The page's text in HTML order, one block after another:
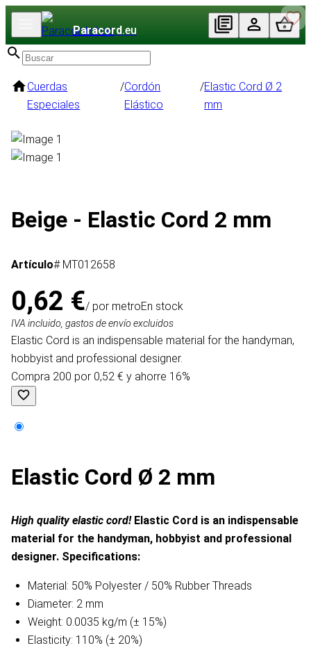
Paracord.eu
Cuerdas
Especiales
/Cordón
Elástico
/Elastic Cord Ø 2
mm
Beige - Elastic Cord 2 mm
Artículo# MT012658
0,62 €/ por metroEn stock
IVA incluido, gastos de envío excluidos
Elastic Cord is an indispensable material for the handyman,
hobbyist and professional designer.
Compra 200 por 0,52 € y ahorre 16%
Elastic Cord Ø 2 mm
High quality elastic cord! Elastic Cord is an indispensable
material for the handyman, hobbyist and professional
designer. Specifications:
Material: 50% Polyester / 50% Rubber Threads
Diameter: 2 mm
Weight: 0.0035 kg/m (± 15%)
Elasticity: 110% (± 20%)